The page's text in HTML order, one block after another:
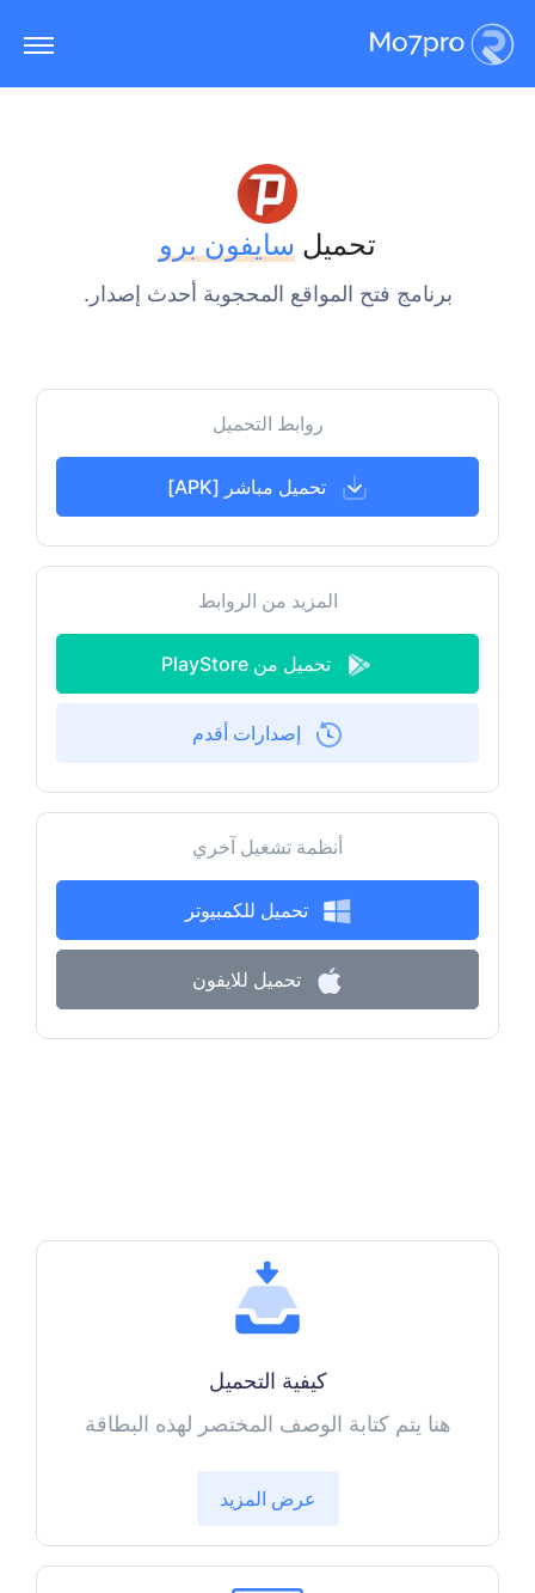
تحميل سايفون برو
برنامج فتح المواقع المحجوبة أحدث إصدار.
روابط التحميل
تحميل مباشر [APK]
المزيد من الروابط
تحميل من PlayStore
إصدارات أقدم
أنظمة تشغيل آخري
تحميل للكمبيوتر
تحميل للايفون
كيفية التحميل
هنا يتم كتابة الوصف المختصر لهذه البطاقة
عرض المزيد